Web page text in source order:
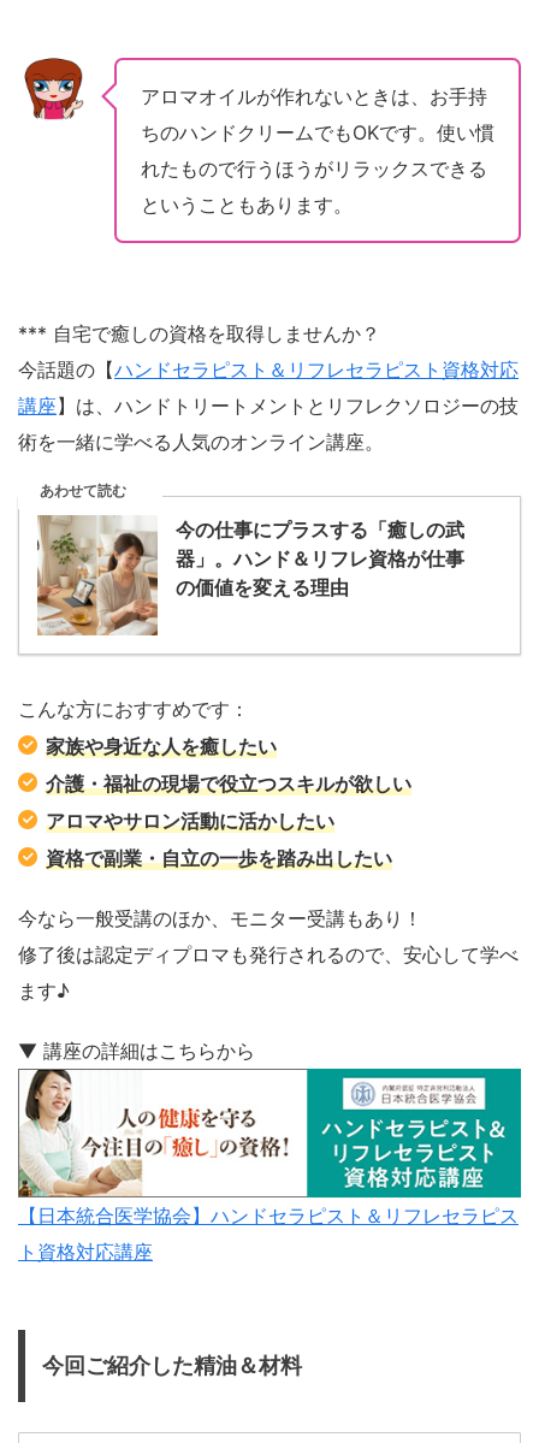
アロマオイルが作れないときは、お手持
ちのハンドクリームでもOKです。使い慣
れたもので行うほうがリラックスできる
ということもあります。
*** 自宅で癒しの資格を取得しませんか？
今話題の【ハンドセラピスト＆リフレセラピスト資格対応
講座】は、ハンドトリートメントとリフレクソロジーの技
術を一緒に学べる人気のオンライン講座。
あわせて読む
今の仕事にプラスする「癒しの武
器」。ハンド＆リフレ資格が仕事
の価値を変える理由
こんな方におすすめです：
家族や身近な人を癒したい
介護・福祉の現場で役立つスキルが欲しい
アロマやサロン活動に活かしたい
資格で副業・自立の一歩を踏み出したい
今なら一般受講のほか、モニター受講もあり！
修了後は認定ディプロマも発行されるので、安心して学べ
ます♪
▼ 講座の詳細はこちらから
【日本統合医学協会】ハンドセラピスト＆リフレセラピス
ト資格対応講座
今回ご紹介した精油＆材料